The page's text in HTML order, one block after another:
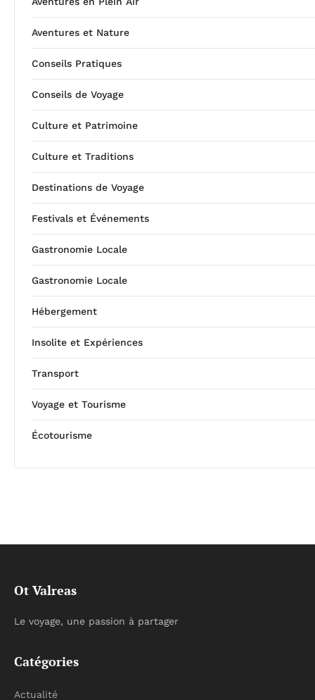
Aventures et Nature
Conseils Pratiques
Conseils de Voyage
Culture et Patrimoine
Culture et Traditions
Destinations de Voyage
Festivals et Événements
Gastronomie Locale
Gastronomie Locale
Hébergement
Insolite et Expériences
Transport
Voyage et Tourisme
Écotourisme
Ot Valreas
Le voyage, une passion à partager
Catégories
Actualité